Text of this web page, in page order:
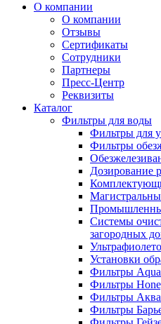
О компании
О компании
Отзывы
Сертификаты
Сотрудники
Партнеры
Пресс-Центр
Реквизиты
Каталог
Фильтры для воды
Фильтры для
Фильтры
Дозирование
Системы
загородных
Установки
Фильтры
Фильтры
Фильтры
Фильтры